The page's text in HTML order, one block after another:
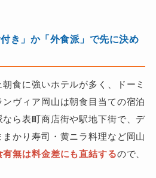
き」か「外食派」で先に決め
食に強いホテルが多く、ドーミ
ヴィア岡山は朝食目当ての宿泊
ら表町商店街や駅地下街で、デ
かり寿司・黄ニラ料理など岡山
有無は料金差にも直結するので、